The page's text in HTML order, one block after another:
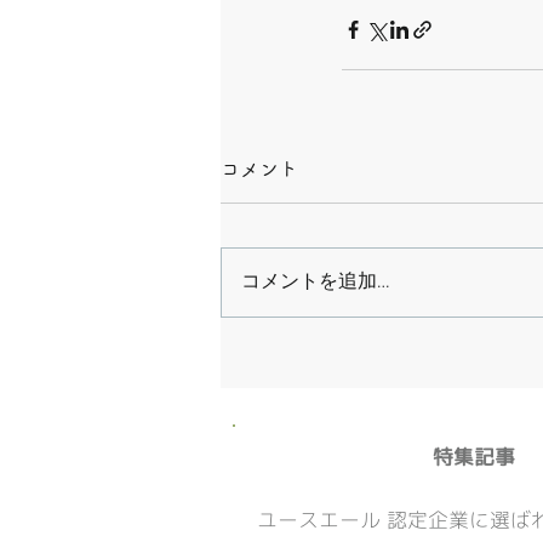
コメント
コメントを追加…
​特集記事
ユースエール 認定企業に選ば